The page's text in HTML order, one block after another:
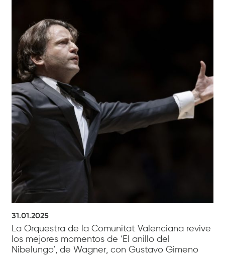
31.01.2025
La Orquestra de la Comunitat Valenciana revive
los mejores momentos de ‘El anillo del
Nibelungo’, de Wagner, con Gustavo Gimeno